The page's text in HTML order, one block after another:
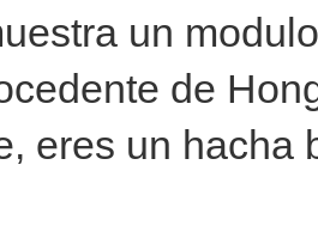
un
de
eres un hacha